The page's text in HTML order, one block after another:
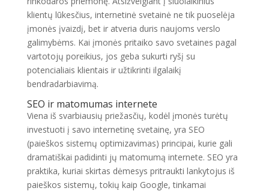
klientų lūkesčius, internetinė svetainė ne tik puoselėja
įmonės įvaizdį, bet ir atveria duris naujoms verslo
galimybėms. Kai įmonės pritaiko savo svetaines pagal
vartotojų poreikius, jos geba sukurti ryšį su
potencialiais klientais ir užtikrinti ilgalaikį
bendradarbiavimą.
SEO ir matomumas internete
Viena iš svarbiausių priežasčių, kodėl įmonės turėtų
investuoti į savo internetinę svetainę, yra SEO
(paieškos sistemų optimizavimas) principai, kurie gali
dramatiškai padidinti jų matomumą internete. SEO yra
praktika, kuriai skirtas dėmesys pritraukti lankytojus iš
paieškos sistemų, tokių kaip Google, tinkamai